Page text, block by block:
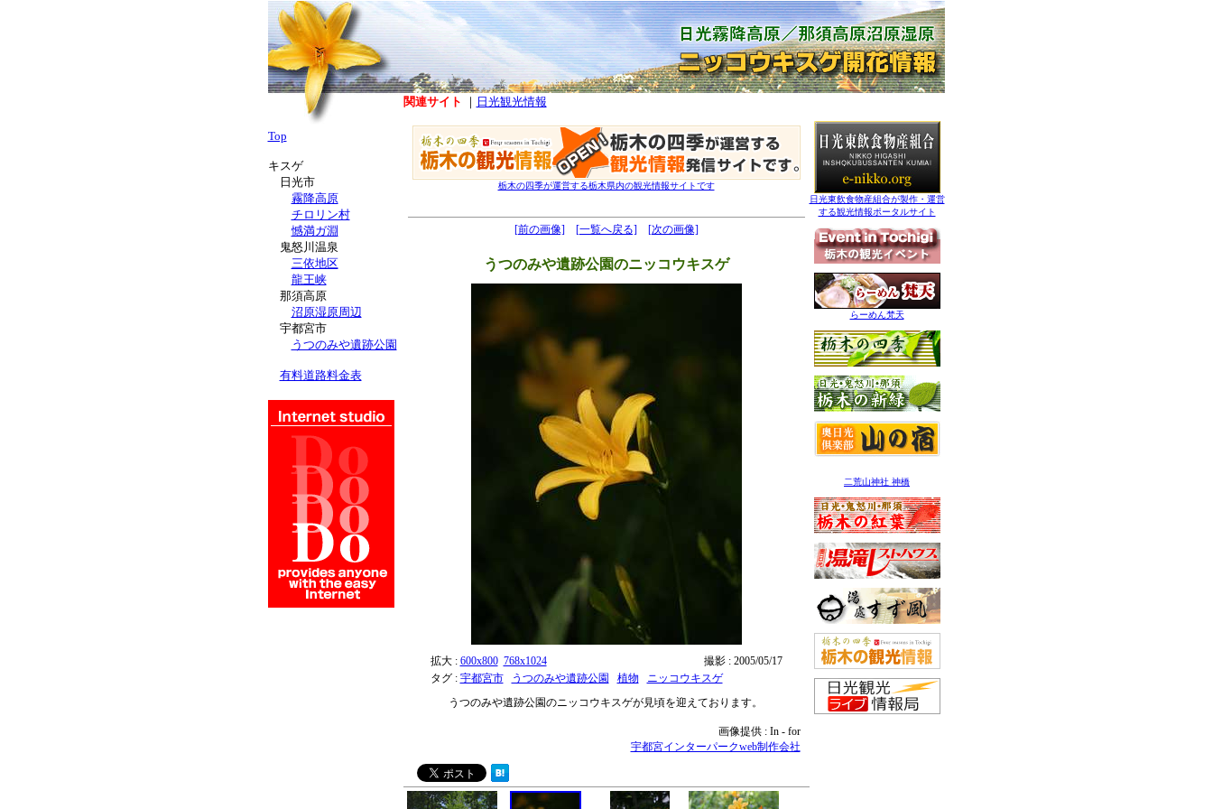
関連サイト ｜ 日光観光情報
栃木の四季が運営する栃木県内の観光情報サイトです
[前の画像] [一覧へ戻る] [次の画像]
うつのみや遺跡公園のニッコウキスゲ
拡大 : 600x800 768x1024
撮影 : 2005/05/17
タグ : 宇都宮市 うつのみや遺跡公園 植物
ニッコウキスゲ
うつのみや遺跡公園のニッコウキスゲが見頃を迎えております。
画像提供 : In - for
宇都宮インターパークweb制作会社
日光東飲食物産組合が製作・運営
する観光情報ポータルサイト
らーめん梵天
二荒山神社 神橋
Top
キスゲ
日光市
霧降高原
チロリン村
憾満ガ淵
鬼怒川温泉
三依地区
龍王峡
那須高原
沼原湿原周辺
宇都宮市
うつのみや遺跡公園
有料道路料金表